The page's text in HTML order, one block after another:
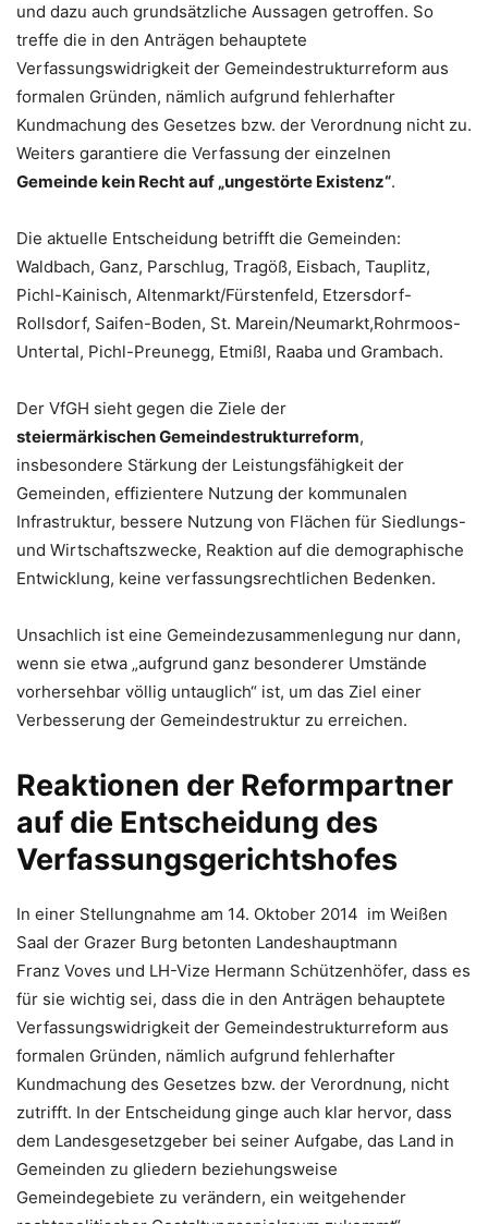
und dazu auch grundsätzliche Aussagen getroffen. So
treffe die in den Anträgen behauptete
Verfassungswidrigkeit der Gemeindestrukturreform aus
formalen Gründen, nämlich aufgrund fehlerhafter
Kundmachung des Gesetzes bzw. der Verordnung nicht zu.
Weiters garantiere die Verfassung der einzelnen
Gemeinde kein Recht auf „ungestörte Existenz“.
Die aktuelle Entscheidung betrifft die Gemeinden:
Waldbach, Ganz, Parschlug, Tragöß, Eisbach, Tauplitz,
Pichl-Kainisch, Altenmarkt/Fürstenfeld, Etzersdorf-
Rollsdorf, Saifen-Boden, St. Marein/Neumarkt,Rohrmoos-
Untertal, Pichl-Preunegg, Etmißl, Raaba und Grambach.
Der VfGH sieht gegen die Ziele der
steiermärkischen Gemeindestrukturreform,
insbesondere Stärkung der Leistungsfähigkeit der
Gemeinden, effizientere Nutzung der kommunalen
Infrastruktur, bessere Nutzung von Flächen für Siedlungs-
und Wirtschaftszwecke, Reaktion auf die demographische
Entwicklung, keine verfassungsrechtlichen Bedenken.
Unsachlich ist eine Gemeindezusammenlegung nur dann,
wenn sie etwa „aufgrund ganz besonderer Umstände
vorhersehbar völlig untauglich“ ist, um das Ziel einer
Verbesserung der Gemeindestruktur zu erreichen.
Reaktionen der Reformpartner
auf die Entscheidung des
Verfassungsgerichtshofes
In einer Stellungnahme am 14. Oktober 2014 im Weißen
Saal der Grazer Burg betonten Landeshauptmann
Franz Voves und LH-Vize Hermann Schützenhöfer, dass es
für sie wichtig sei, dass die in den Anträgen behauptete
Verfassungswidrigkeit der Gemeindestrukturreform aus
formalen Gründen, nämlich aufgrund fehlerhafter
Kundmachung des Gesetzes bzw. der Verordnung, nicht
zutrifft. In der Entscheidung ginge auch klar hervor, dass
dem Landesgesetzgeber bei seiner Aufgabe, das Land in
Gemeinden zu gliedern beziehungsweise
Gemeindegebiete zu verändern, ein weitgehender